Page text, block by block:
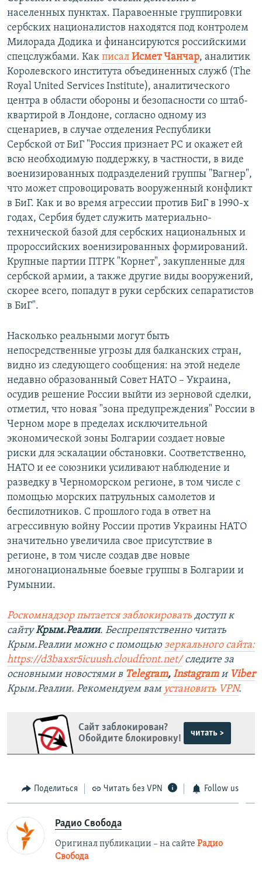
населенных пунктах. Паравоенные группировки
сербских националистов находятся под контролем
Милорада Додика и финансируются российскими
спецслужбами. Как писал Исмет Чанчар, аналитик
Королевского института объединенных служб (The
Royal United Services Institute), аналитического
центра в области обороны и безопасности со штаб-
квартирой в Лондоне, согласно одному из
сценариев, в случае отделения Республики
Сербской от БиГ "Россия признает РС и окажет ей
всю необходимую поддержку, в частности, в виде
военизированных подразделений группы "Вагнер",
что может спровоцировать вооруженный конфликт
в БиГ. Как и во время агрессии против БиГ в 1990-х
годах, Сербия будет служить материально-
технической базой для сербских национальных и
пророссийских военизированных формирований.
Крупные партии ПТРК "Корнет", закупленные для
сербской армии, а также другие виды вооружений,
скорее всего, попадут в руки сербских сепаратистов
в БиГ".
Насколько реальными могут быть
непосредственные угрозы для балканских стран,
видно из следующего сообщения: на этой неделе
недавно образованный Совет НАТО – Украина,
осудив решение России выйти из зерновой сделки,
отметил, что новая "зона предупреждения" России в
Черном море в пределах исключительной
экономической зоны Болгарии создает новые
риски для эскалации обстановки. Соответственно,
НАТО и ее союзники усиливают наблюдение и
разведку в Черноморском регионе, в том числе с
помощью морских патрульных самолетов и
беспилотников. С прошлого года в ответ на
агрессивную войну России против Украины НАТО
значительно увеличила свое присутствие в
регионе, в том числе создав две новые
многонациональные боевые группы в Болгарии и
Румынии.
Роскомнадзор пытается заблокировать доступ к
сайтуКрым.Реалии. Беспрепятственно читать
Крым.Реалии можно с помощью зеркального сайта:
https://d3baxsr5icuush.cloudfront.net/следите за
основными новостями в Telegram, Instagramи Viber
Крым.Реалии. Рекомендуем вам установить VPN.
Сайт заблокирован?
Обойдите блокировку!
читать >
Поделиться Читать без VPN Follow us
Радио Свобода
Оригинал публикации – на сайте Радио
Свобода